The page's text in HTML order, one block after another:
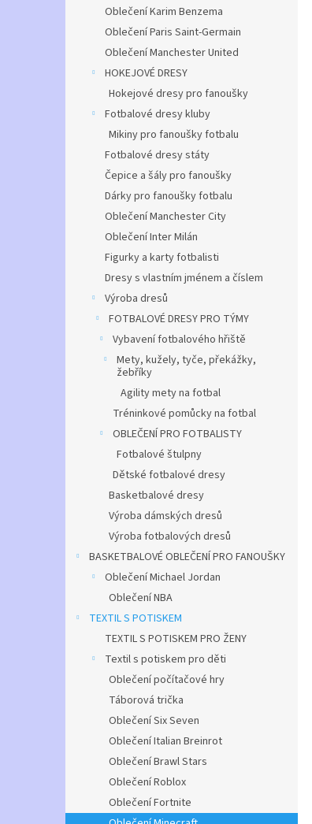
Oblečení Karim Benzema
Oblečení Paris Saint-Germain
Oblečení Manchester United
HOKEJOVÉ DRESY
Hokejové dresy pro fanoušky
Fotbalové dresy kluby
Mikiny pro fanoušky fotbalu
Fotbalové dresy státy
Čepice a šály pro fanoušky
Dárky pro fanoušky fotbalu
Oblečení Manchester City
Oblečení Inter Milán
Figurky a karty fotbalisti
Dresy s vlastním jménem a číslem
Výroba dresů
FOTBALOVÉ DRESY PRO TÝMY
Vybavení fotbalového hřiště
Mety, kužely, tyče, překážky,
žebříky
Agility mety na fotbal
Tréninkové pomůcky na fotbal
OBLEČENÍ PRO FOTBALISTY
Fotbalové štulpny
Dětské fotbalové dresy
Basketbalové dresy
Výroba dámských dresů
Výroba fotbalových dresů
BASKETBALOVÉ OBLEČENÍ PRO FANOUŠKY
Oblečení Michael Jordan
Oblečení NBA
TEXTIL S POTISKEM
TEXTIL S POTISKEM PRO ŽENY
Textil s potiskem pro děti
Oblečení počítačové hry
Táborová trička
Oblečení Six Seven
Oblečení Italian Breinrot
Oblečení Brawl Stars
Oblečení Roblox
Oblečení Fortnite